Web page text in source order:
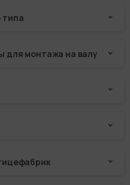
для монтажа на валу